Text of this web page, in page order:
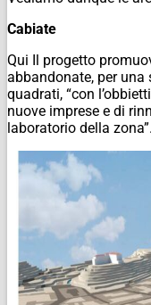
Cabiate
Qui Il progetto
abbandonate, per
quadrati, “con
nuove imprese e di
laboratorio della zona”.